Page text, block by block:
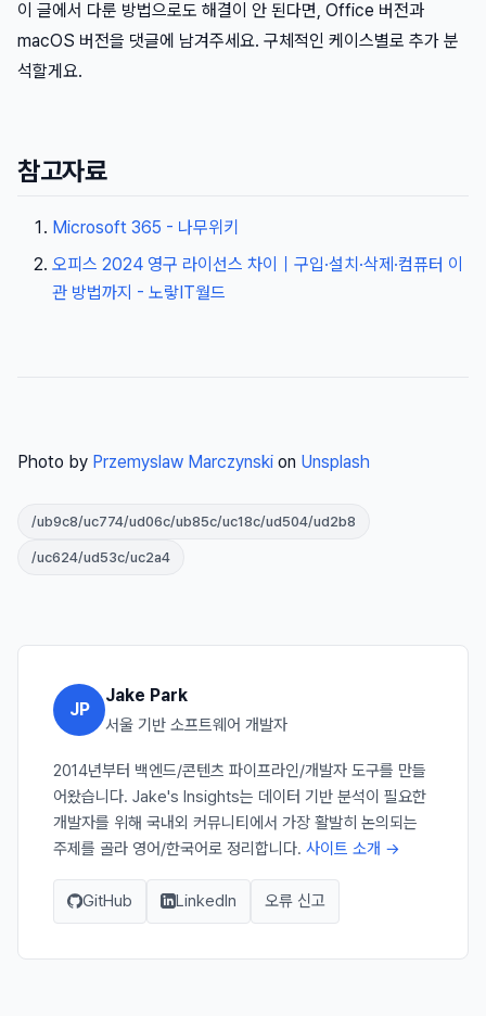
이 글에서 다룬 방법으로도 해결이 안 된다면, Office 버전과
macOS 버전을 댓글에 남겨주세요. 구체적인 케이스별로 추가 분
석할게요.
참고자료
Microsoft 365 - 나무위키
오피스 2024 영구 라이선스 차이｜구입·설치·삭제·컴퓨터 이
관 방법까지 - 노랗IT월드
Photo by Przemyslaw Marczynski on Unsplash
/ub9c8/uc774/ud06c/ub85c/uc18c/ud504/ud2b8
/uc624/ud53c/uc2a4
JP
Jake Park
서울 기반 소프트웨어 개발자
2014년부터 백엔드/콘텐츠 파이프라인/개발자 도구를 만들
어왔습니다. Jake's Insights는 데이터 기반 분석이 필요한
개발자를 위해 국내외 커뮤니티에서 가장 활발히 논의되는
주제를 골라 영어/한국어로 정리합니다. 사이트 소개 →
GitHub LinkedIn 오류 신고